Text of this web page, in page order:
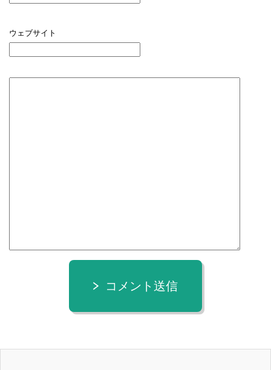
ウェブサイト
コメント送信